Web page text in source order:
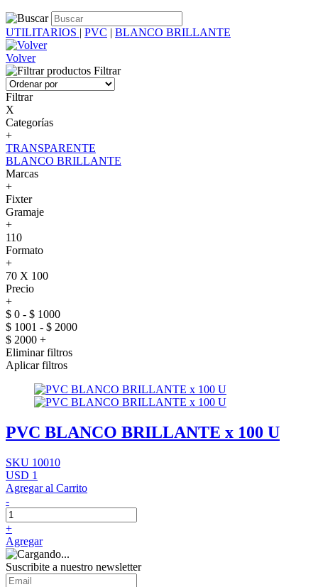
UTILITARIOS | PVC | BLANCO BRILLANTE
Volver
Filtrar
Filtrar
X
Categorías
+
TRANSPARENTE
BLANCO BRILLANTE
Marcas
+
Fixter
Gramaje
+
110
Formato
+
70 X 100
Precio
+
$ 0 - $ 1000
$ 1001 - $ 2000
$ 2000 +
Eliminar filtros
Aplicar filtros
PVC BLANCO BRILLANTE x 100 U
SKU 10010
USD 1
Agregar al Carrito
-
+
Agregar
Suscribite a nuestro newsletter